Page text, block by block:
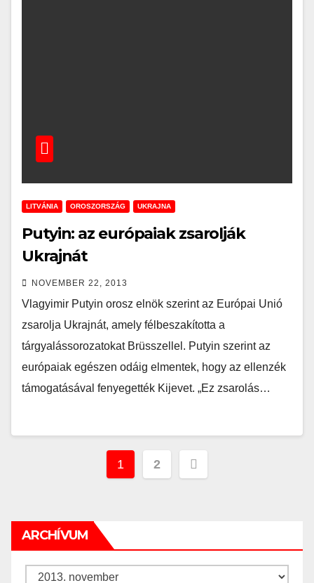
LITVÁNIA OROSZORSZÁG UKRAJNA
Putyin: az európaiak zsarolják
Ukrajnát
NOVEMBER 22, 2013
Vlagyimir Putyin orosz elnök szerint az Európai Unió
zsarolja Ukrajnát, amely félbeszakította a
tárgyalássorozatokat Brüsszellel. Putyin szerint az
európaiak egészen odáig elmentek, hogy az ellenzék
támogatásával fenyegették Kijevet. „Ez zsarolás…
Bejegyzés
1 2
ARCHÍVUM
Archívum